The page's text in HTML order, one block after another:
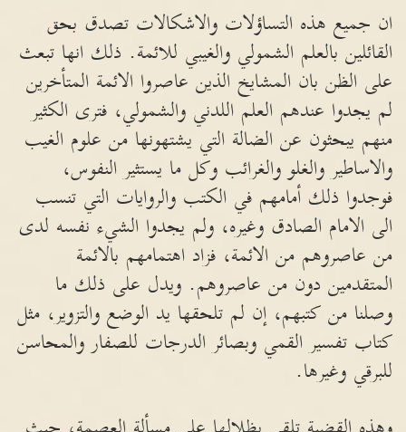
ان جميع هذه التساؤلات والاشكالات تصدق بحق
القائلين بالعلم الشمولي والغيبي للائمة. ذلك انها تبعث
على الظن بان المشايخ الذين عاصروا الائمة المتأخرين
لم يجدوا عندهم العلم اللدني والشمولي، فترى الكثير
منهم يبحثون عن الضالة التي يشتهونها من علوم الغيب
والاساطير والغلو والغرائب وكل ما يستثير النفوس،
فوجدوا ذلك أمامهم في الكتب والروايات التي تنسب
الى الامام الصادق وغيره، ولم يجدوا الشيء نفسه لدى
من عاصروهم من الائمة، فزاد اهتمامهم بالائمة
المتقدمين دون من عاصروهم. ويدل على ذلك ما
وصلنا من كتبهم، إن لم تلحقها يد الوضع والتزوير، مثل
كتاب تفسير القمي وبصائر الدرجات للصفار والمحاسن
للبرقي وغيرها.